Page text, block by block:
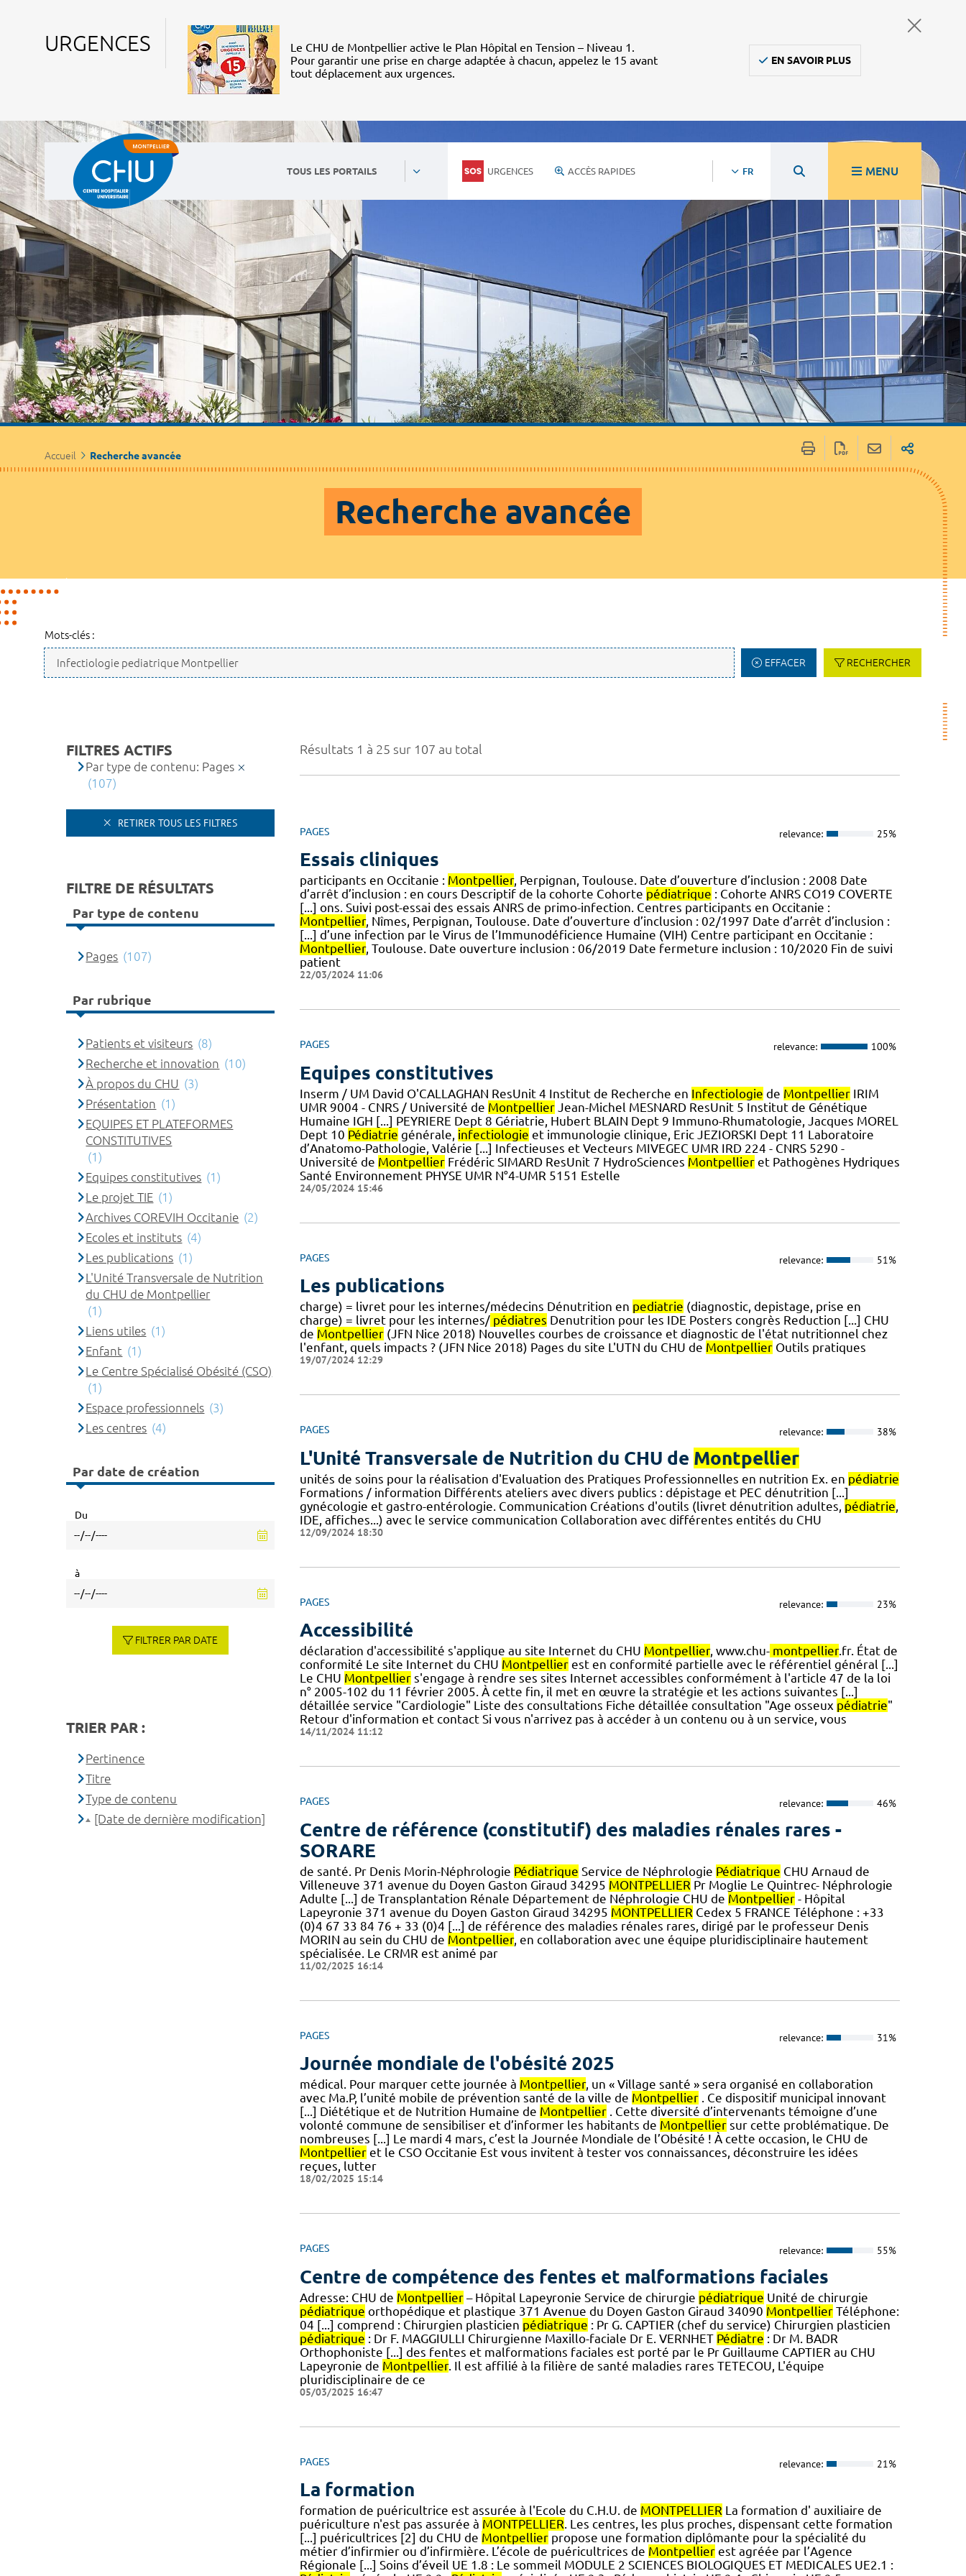
URGENCES
Le CHU de Montpellier active le Plan Hôpital en Tension – Niveau 1.
Pour garantir une prise en charge adaptée à chacun, appelez le 15 avant
tout déplacement aux urgences.
EN SAVOIR PLUS
TOUS LES PORTAILS URGENCES ACCÈS RAPIDES FR MENU
Accueil Recherche avancée
Recherche avancée
Mots-clés :
EFFACER RECHERCHER
Résultats 1 à 25 sur 107 au total
PAGES relevance: 25%
Essais cliniques
participants en Occitanie : Montpellier, Perpignan, Toulouse. Date d’ouverture d’inclusion : 2008 Date
d’arrêt d’inclusion : en cours Descriptif de la cohorte Cohorte pédiatrique : Cohorte ANRS CO19 COVERTE
[...] ons. Suivi post-essai des essais ANRS de primo-infection. Centres participants en Occitanie :
Montpellier, Nîmes, Perpignan, Toulouse. Date d’ouverture d’inclusion : 02/1997 Date d’arrêt d’inclusion :
[...] d’une infection par le Virus de l’Immunodéficience Humaine (VIH) Centre participant en Occitanie :
Montpellier, Toulouse. Date ouverture inclusion : 06/2019 Date fermeture inclusion : 10/2020 Fin de suivi
patient
22/03/2024 11:06
PAGES relevance: 100%
Equipes constitutives
Inserm / UM David O'CALLAGHAN ResUnit 4 Institut de Recherche en Infectiologie de MontpellierIRIM
UMR 9004 - CNRS / Université de MontpellierJean-Michel MESNARD ResUnit 5 Institut de Génétique
Humaine IGH [...] PEYRIERE Dept 8 Gériatrie, Hubert BLAIN Dept 9 Immuno-Rhumatologie, Jacques MOREL
Dept 10 Pédiatrie générale, infectiologie et immunologie clinique, Eric JEZIORSKI Dept 11 Laboratoire
d’Anatomo-Pathologie, Valérie [...] Infectieuses et Vecteurs MIVEGEC UMR IRD 224 - CNRS 5290 -
Université de MontpellierFrédéric SIMARD ResUnit 7 HydroSciences Montpellieret Pathogènes Hydriques
Santé Environnement PHYSE UMR N°4-UMR 5151 Estelle
24/05/2024 15:46
PAGES relevance: 51%
Les publications
charge) = livret pour les internes/médecins Dénutrition en pediatrie (diagnostic, depistage, prise en
charge) = livret pour les internes/ pédiatres Denutrition pour les IDE​​​​​​ Posters congrès Reduction [...] CHU
de Montpellier(JFN Nice 2018) Nouvelles courbes de croissance et diagnostic de l'état nutritionnel chez
l'enfant, quels impacts ? (JFN Nice 2018) Pages du site L'UTN du CHU de MontpellierOutils pratiques
19/07/2024 12:29
PAGES relevance: 38%
L'Unité Transversale de Nutrition du CHU de Montpellier
unités de soins pour la réalisation d'Evaluation des Pratiques Professionnelles en nutrition Ex. en pédiatrie
Formations / information Différents ateliers avec divers publics : dépistage et PEC dénutrition [...]
gynécologie et gastro-entérologie. Communication Créations d'outils (livret dénutrition adultes, pédiatrie,
IDE, affiches...) avec le service communication Collaboration avec différentes entités du CHU
12/09/2024 18:30
PAGES relevance: 23%
Accessibilité
déclaration d'accessibilité s'applique au site Internet du CHU Montpellier, www.chu- montpellier.fr. État de
conformité Le site Internet du CHU Montpellierest en conformité partielle avec le référentiel général [...]
Le CHU Montpelliers'engage à rendre ses sites Internet accessibles conformément à l'article 47 de la loi
n° 2005-102 du 11 février 2005. À cette fin, il met en œuvre la stratégie et les actions suivantes [...]
détaillée service "Cardiologie" Liste des consultations Fiche détaillée consultation "Age osseux pédiatrie"
Retour d'information et contact Si vous n'arrivez pas à accéder à un contenu ou à un service, vous
14/11/2024 11:12
PAGES relevance: 46%
Centre de référence (constitutif) des maladies rénales rares -
SORARE
de santé. Pr Denis Morin-Néphrologie Pédiatrique Service de Néphrologie Pédiatrique CHU Arnaud de
Villeneuve 371 avenue du Doyen Gaston Giraud 34295 MONTPELLIER Pr Moglie Le Quintrec- Néphrologie
Adulte [...] de Transplantation Rénale Département de Néphrologie CHU de Montpellier- Hôpital
Lapeyronie 371 avenue du Doyen Gaston Giraud 34295 MONTPELLIER Cedex 5 FRANCE Téléphone : +33
(0)4 67 33 84 76 + 33 (0)4 [...] de référence des maladies rénales rares, dirigé par le professeur Denis
MORIN au sein du CHU de Montpellier, en collaboration avec une équipe pluridisciplinaire hautement
spécialisée. Le CRMR est animé par
11/02/2025 16:14
PAGES relevance: 31%
Journée mondiale de l'obésité 2025
médical. Pour marquer cette journée à Montpellier, un « Village santé » sera organisé en collaboration
avec Ma.P, l’unité mobile de prévention santé de la ville de Montpellier. Ce dispositif municipal innovant
[...] Diététique et de Nutrition Humaine de Montpellier. Cette diversité d’intervenants témoigne d’une
volonté commune de sensibiliser et d’informer les habitants de Montpelliersur cette problématique. De
nombreuses [...] Le mardi 4 mars, c’est la Journée Mondiale de l’Obésité ! À cette occasion, le CHU de
Montpellieret le CSO Occitanie Est vous invitent à tester vos connaissances, déconstruire les idées
reçues, lutter
18/02/2025 15:14
PAGES relevance: 55%
Centre de compétence des fentes et malformations faciales
Adresse: CHU de Montpellier– Hôpital Lapeyronie Service de chirurgie pédiatrique Unité de chirurgie
pédiatrique orthopédique et plastique 371 Avenue du Doyen Gaston Giraud 34090 MontpellierTéléphone:
04 [...] comprend : Chirurgien plasticien pédiatrique : Pr G. CAPTIER (chef du service) Chirurgien plasticien
pédiatrique : Dr F. MAGGIULLI Chirurgienne Maxillo-faciale Dr E. VERNHET Pédiatre : Dr M. BADR
Orthophoniste [...] des fentes et malformations faciales est porté par le Pr Guillaume CAPTIER au CHU
Lapeyronie de Montpellier. Il est affilié à la filière de santé maladies rares TETECOU, L'équipe
pluridisciplinaire de ce
05/03/2025 16:47
PAGES relevance: 21%
La formation
formation de puéricultrice est assurée à l'Ecole du C.H.U. de MONTPELLIER La formation d' auxiliaire de
puériculture n'est pas assurée à MONTPELLIER. Les centres, les plus proches, dispensant cette formation
[...] puéricultrices [2] du CHU de Montpellierpropose une formation diplômante pour la spécialité du
métier d’infirmier ou d’infirmière. L’école de puéricultrices de Montpellierest agréée par l’Agence
Régionale [...] Soins d’éveil UE 1.8 : Le sommeil MODULE 2 SCIENCES BIOLOGIQUES ET MEDICALES UE2.1 :
FILTRES ACTIFS
Par type de contenu: Pages
(107)
RETIRER TOUS LES FILTRES
FILTRE DE RÉSULTATS
Par type de contenu
Pages (107)
Par rubrique
Patients et visiteurs (8)
Recherche et innovation (10)
À propos du CHU (3)
Présentation (1)
EQUIPES ET PLATEFORMES
CONSTITUTIVES
(1)
Equipes constitutives (1)
Le projet TIE (1)
Archives COREVIH Occitanie (2)
Ecoles et instituts (4)
Les publications (1)
L'Unité Transversale de Nutrition
du CHU de Montpellier
(1)
Liens utiles (1)
Enfant (1)
Le Centre Spécialisé Obésité (CSO)
(1)
Espace professionnels (3)
Les centres (4)
Par date de création
Du
à
FILTRER PAR DATE
TRIER PAR :
Pertinence
Titre
Type de contenu
[Date de dernière modification]